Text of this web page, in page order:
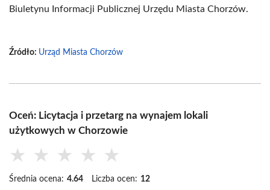
Biuletynu Informacji Publicznej Urzędu Miasta Chorzów.
Źródło: Urząd Miasta Chorzów
Oceń: Licytacja i przetarg na wynajem lokali
użytkowych w Chorzowie
★ ★ ★ ★ ★
Średnia ocena: 4.64 Liczba ocen: 12